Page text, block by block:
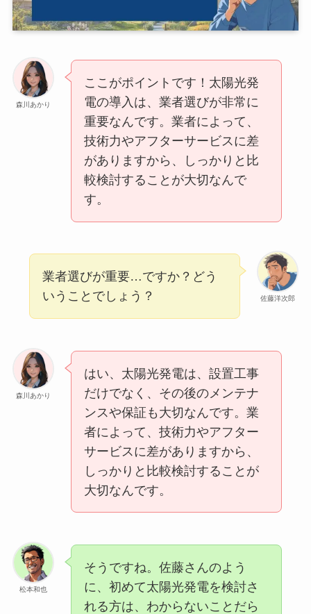
森川あかり
ここがポイントです！太陽光発
電の導入は、業者選びが非常に
重要なんです。業者によって、
技術力やアフターサービスに差
がありますから、しっかりと比
較検討することが大切なんで
す。
佐藤洋次郎
業者選びが重要…ですか？どう
いうことでしょう？
森川あかり
はい、太陽光発電は、設置工事
だけでなく、その後のメンテナ
ンスや保証も大切なんです。業
者によって、技術力やアフター
サービスに差がありますから、
しっかりと比較検討することが
大切なんです。
松本和也
そうですね。佐藤さんのよう
に、初めて太陽光発電を検討さ
れる方は、わからないことだら